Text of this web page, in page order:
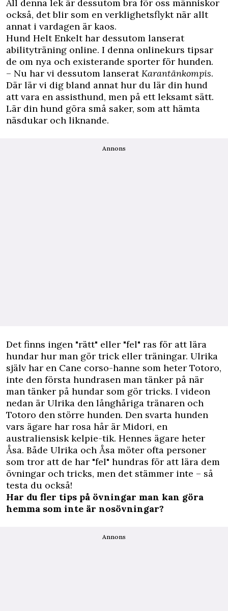
All denna lek är dessutom bra för oss människor
också, det blir som en verklighetsflykt när allt
annat i vardagen är kaos.
Hund Helt Enkelt har dessutom lanserat
abilityträning online. I denna onlinekurs tipsar
de om nya och existerande sporter för hunden.
– Nu har vi dessutom lanseratKarantänkompis.
Där lär vi dig bland annat hur du lär din hund
att vara en assisthund, men på ett leksamt sätt.
Lär din hund göra små saker, som att hämta
näsdukar och liknande.
Annons
Det finns ingen "rätt" eller "fel" ras för att lära
hundar hur man gör trick eller träningar. Ulrika
själv har en Cane corso-hanne som heter Totoro,
inte den första hundrasen man tänker på när
man tänker på hundar som gör tricks. I videon
nedan är Ulrika den långhåriga tränaren och
Totoro den större hunden. Den svarta hunden
vars ägare har rosa hår är Midori, en
australiensisk kelpie-tik. Hennes ägare heter
Åsa. Både Ulrika och Åsa möter ofta personer
som tror att de har "fel" hundras för att lära dem
övningar och tricks, men det stämmer inte – så
testa du också!
Har du fler tips på övningar man kan göra
hemma som inte är nosövningar?
Annons